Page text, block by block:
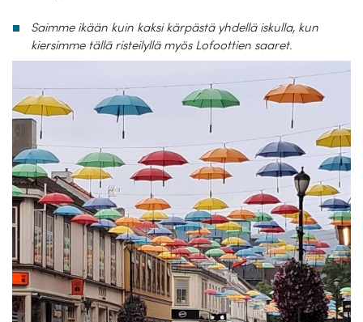
Saimme ikään kuin kaksi kärpästä yhdellä iskulla, kun
kiersimme tällä risteilyllä myös Lofoottien saaret.